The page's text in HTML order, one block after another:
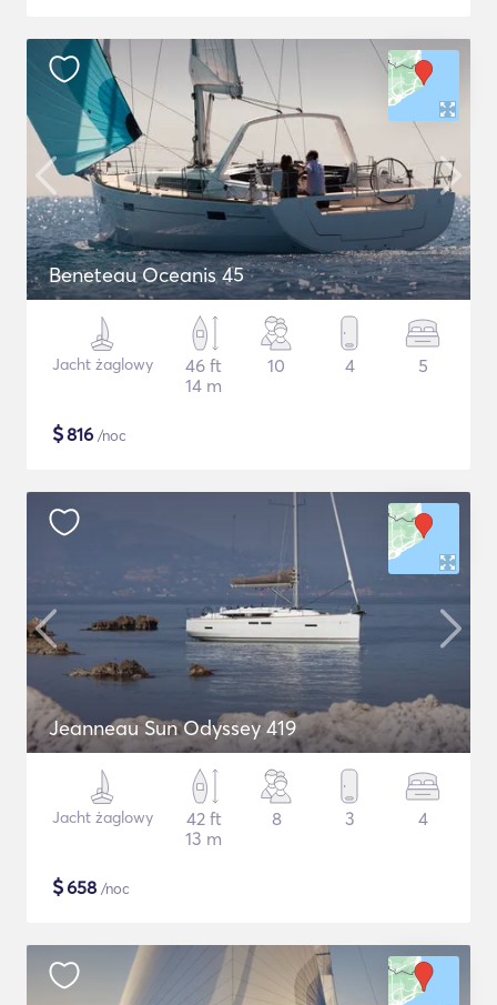
Beneteau Oceanis 45
Jacht żaglowy
46 ft
14 m
10 4 5
$816 /noc
Jeanneau Sun Odyssey 419
Jacht żaglowy
42 ft
13 m
8 3 4
$658 /noc